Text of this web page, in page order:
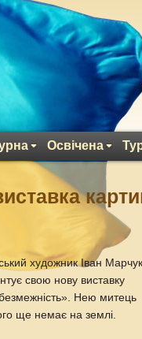
Освічена
художник Іван Марчук
свою нову виставку
Нею митець
ще немає на землі.